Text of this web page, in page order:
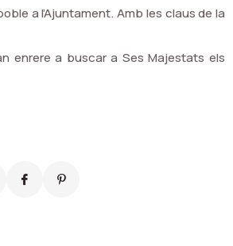
a l’Ajuntament. Amb les claus de la
enrere a buscar a Ses Majestats els